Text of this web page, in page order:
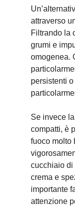
attraverso
Filtrando la
grumi e
omogenea.
persistenti
Se invece
compatti, è
fuoco molto
cucchiaio di
crema e
importante
attenzione